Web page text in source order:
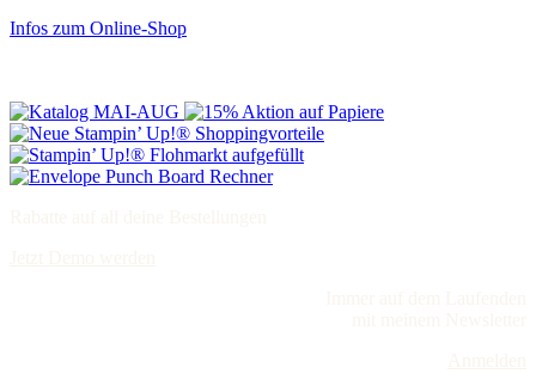
Infos zum Online-Shop